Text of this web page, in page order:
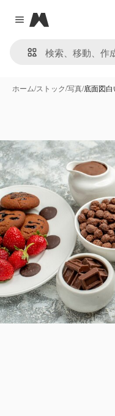
Close menu
Magnific
ホーム/ストック/写真/底面図